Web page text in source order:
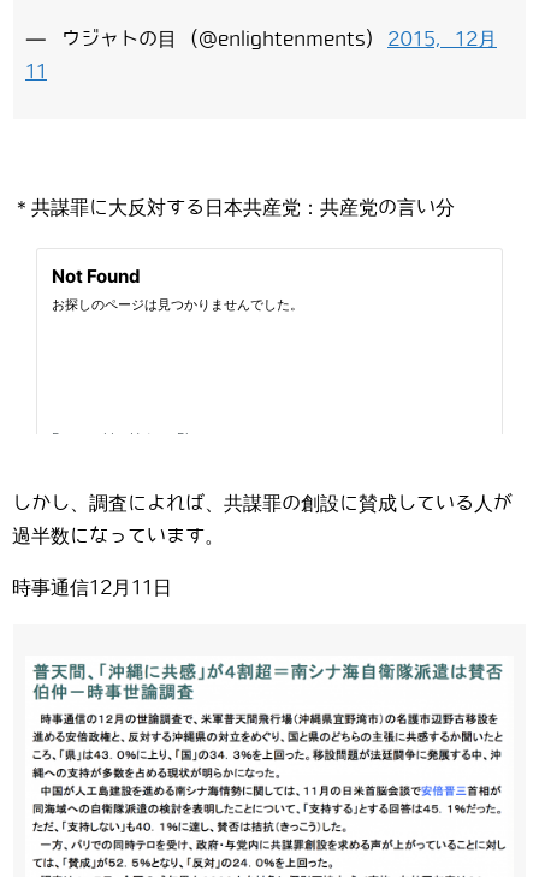
— ウジャトの目 (@enlightenments) 2015, 12月
11
＊共謀罪に大反対する日本共産党：共産党の言い分
しかし、調査によれば、共謀罪の創設に賛成している人が
過半数になっています。
時事通信12月11日